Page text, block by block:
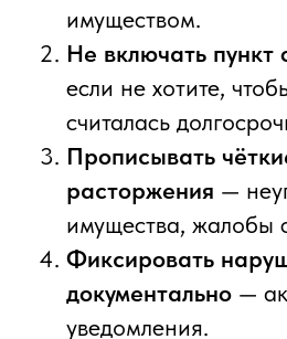
имуществом.
Не включать пункт
если не хотите,
считалась
Прописывать
расторжения —
имущества, жалобы
Фиксировать
документально —
уведомления.